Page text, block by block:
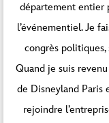
département entier
l’événementiel. Je
congrès politiques,
Quand je suis
de Disneyland Paris
rejoindre